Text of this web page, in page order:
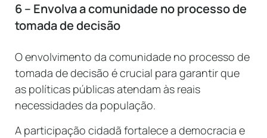
6 – Envolva a comunidade no processo de
tomada de decisão
O envolvimento da comunidade no processo de
tomada de decisão é crucial para garantir que
as políticas públicas atendam às reais
necessidades da população.
A participação cidadã fortalece a democracia e